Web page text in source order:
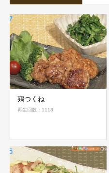
鶏つくね
再生回数：1118